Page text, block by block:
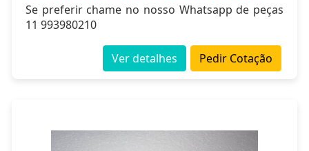
Se preferir chame no nosso Whatsapp de peças
11 993980210
Pedir Cotação
Ver detalhes